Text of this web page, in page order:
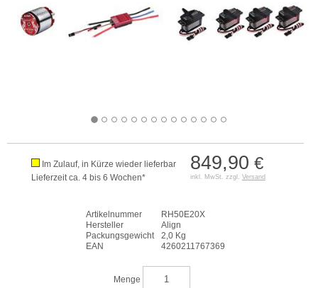
849,90 €
inkl. MwSt. zzgl. Versand
Im Zulauf, in Kürze wieder lieferbar
Lieferzeit ca. 4 bis 6 Wochen*
Artikelnummer
RH50E20X
Hersteller
Align
Packungsgewicht
2,0 Kg
EAN
4260211767369
Menge